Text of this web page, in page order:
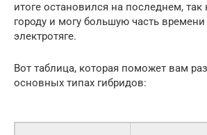
итоге остановился на последнем, так
городу и могу большую часть времени
электротяге.
Вот таблица, которая поможет вам
основных типах гибридов: